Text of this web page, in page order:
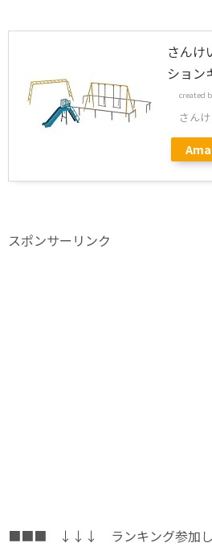
さんけ
ション
created
さん
スポンサーリンク
■■■ ↓↓↓ ランキング参加